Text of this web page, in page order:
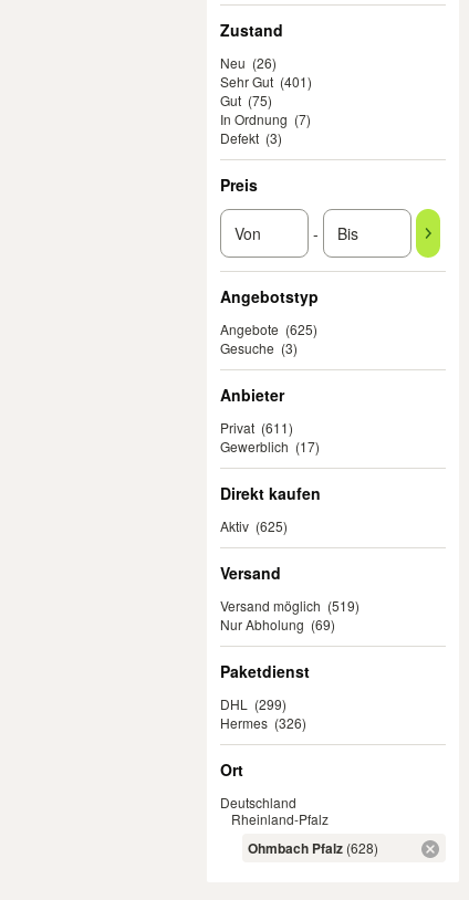
Zustand
Neu (26)
Sehr Gut (401)
Gut (75)
In Ordnung (7)
Defekt (3)
Preis
-
Angebotstyp
Angebote (625)
Gesuche (3)
Anbieter
Privat (611)
Gewerblich (17)
Direkt kaufen
Aktiv (625)
Versand
Versand möglich (519)
Nur Abholung (69)
Paketdienst
DHL
(299)
Hermes (326)
Ort
Deutschland
Rheinland-Pfalz
Ohmbach Pfalz (628)